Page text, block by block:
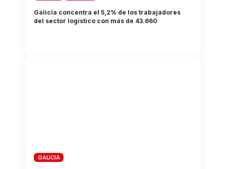
Galicia concentra el 5,2% de los trabajadores
del sector logístico con más de 43.660
GALICIA